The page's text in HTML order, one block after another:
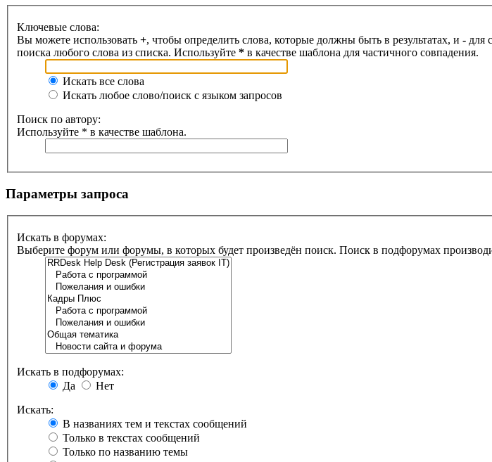
Ключевые слова:
Вы можете использовать +, чтобы определить слова, которые должны быть в результатах, и - для
поиска любого слова из списка. Используйте * в качестве шаблона для частичного совпадения.
Искать все слова
Искать любое слово/поиск с языком запросов
Поиск по автору:
Используйте * в качестве шаблона.
Параметры запроса
Искать в форумах:
Выберите форум или форумы, в которых будет произведён поиск. Поиск в подфорумах
Искать в подфорумах:
Да
Нет
Искать:
В названиях тем и текстах сообщений
Только в текстах сообщений
Только по названию темы